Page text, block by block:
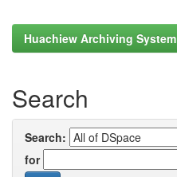
Huachiew Archiving System
Search
Search:
for